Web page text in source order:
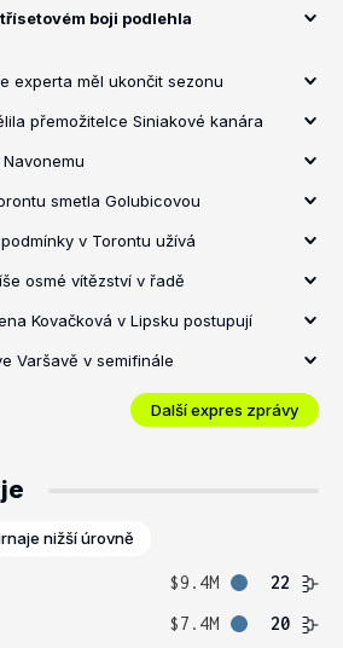
boji podlehla
experta měl ukončit sezonu
přemožitelce Siniakové kanára
smetla Golubicovou
v Torontu užívá
osmé vítězství v řadě
Kovačková v Lipsku postupují
Varšavě v semifinále
Další expres zprávy
nižší úrovně
$9.4M
22
$7.4M 20